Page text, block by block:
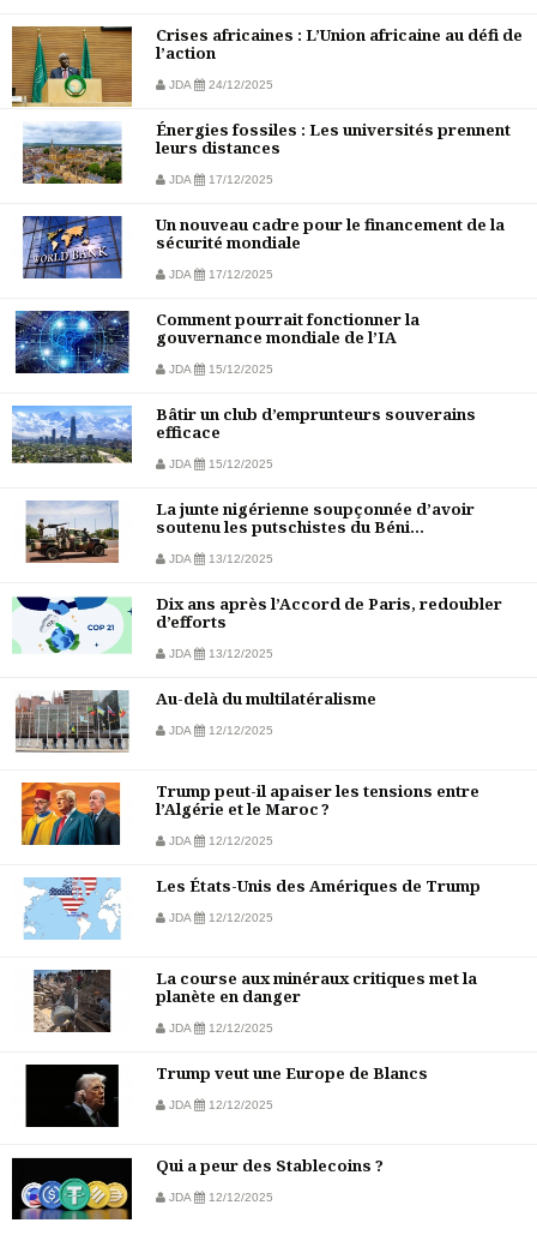
Crises africaines : L’Union africaine au défi de
l’action
JDA 24/12/2025
Énergies fossiles : Les universités prennent
leurs distances
JDA 17/12/2025
Un nouveau cadre pour le financement de la
sécurité mondiale
JDA 17/12/2025
Comment pourrait fonctionner la
gouvernance mondiale de l’IA
JDA 15/12/2025
Bâtir un club d’emprunteurs souverains
efficace
JDA 15/12/2025
La junte nigérienne soupçonnée d’avoir
soutenu les putschistes du Béni...
JDA 13/12/2025
Dix ans après l’Accord de Paris, redoubler
d’efforts
JDA 13/12/2025
Au-delà du multilatéralisme
JDA 12/12/2025
Trump peut-il apaiser les tensions entre
l’Algérie et le Maroc ?
JDA 12/12/2025
Les États-Unis des Amériques de Trump
JDA 12/12/2025
La course aux minéraux critiques met la
planète en danger
JDA 12/12/2025
Trump veut une Europe de Blancs
JDA 12/12/2025
Qui a peur des Stablecoins ?
JDA 12/12/2025